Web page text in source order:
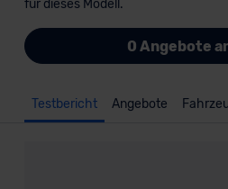
für dieses Modell.
0 Angebote
Testbericht Angebote